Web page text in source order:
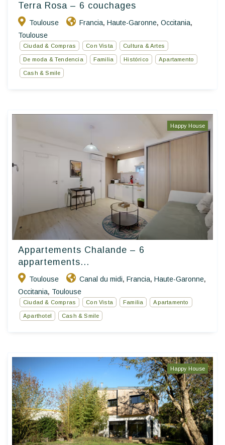
Terra Rosa – 6 couchages
Toulouse Francia, Haute-Garonne, Occitania,
Toulouse
Ciudad & Compras Con Vista Cultura & Artes
De moda & Tendencia Familia Histórico Apartamento
Cash & Smile
Happy House
Appartements Chalande – 6
appartements...
Toulouse Canal du midi, Francia, Haute-Garonne,
Occitania, Toulouse
Ciudad & Compras Con Vista Familia Apartamento
Aparthotel Cash & Smile
Happy House